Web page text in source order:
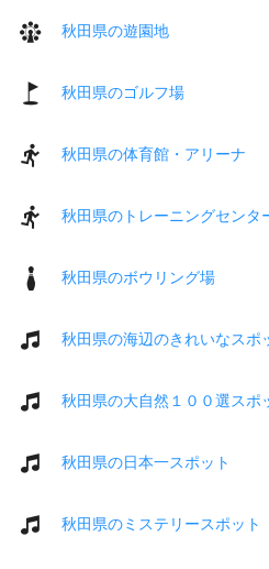
秋田県の遊園地
秋田県のゴルフ場
秋田県の体育館・アリーナ
秋田県のトレーニングセンタ
秋田県のボウリング場
秋田県の海辺のきれいなスポ
秋田県の大自然１００選スポ
秋田県の日本一スポット
秋田県のミステリースポット